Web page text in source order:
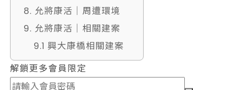
8. 允將康活｜周遭環境
9. 允將康活｜相關建案
9.1 興大康橋相關建案
解鎖更多會員限定